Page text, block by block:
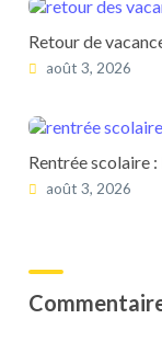
Retour de
août 3, 2026
Rentrée scolaire :
août 3, 2026